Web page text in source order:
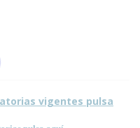
vigentes pulsa